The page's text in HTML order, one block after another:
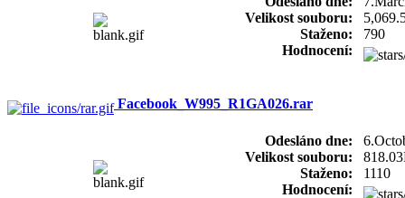
Velikost souboru:
Staženo:
790
Hodnocení:
Facebook_W995_R1GA026.rar
Odesláno dne:
Velikost souboru:
Staženo:
1110
Hodnocení: